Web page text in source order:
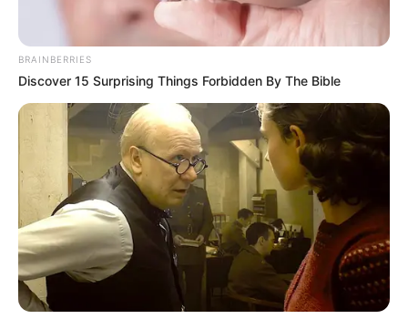
BRAINBERRIES
Discover 15 Surprising Things Forbidden By The Bible